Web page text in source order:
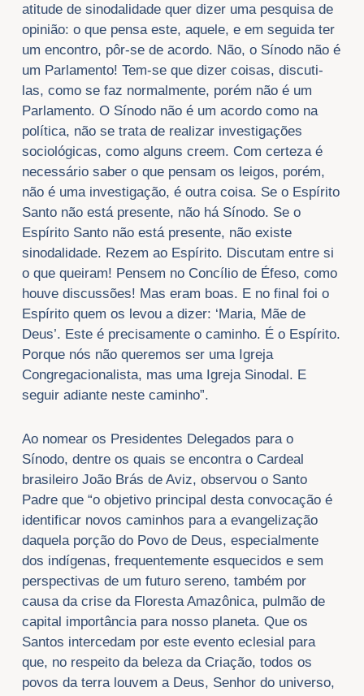
atitude de sinodalidade quer dizer uma pesquisa de
opinião: o que pensa este, aquele, e em seguida ter
um encontro, pôr-se de acordo. Não, o Sínodo não é
um Parlamento! Tem-se que dizer coisas, discuti-
las, como se faz normalmente, porém não é um
Parlamento. O Sínodo não é um acordo como na
política, não se trata de realizar investigações
sociológicas, como alguns creem. Com certeza é
necessário saber o que pensam os leigos, porém,
não é uma investigação, é outra coisa. Se o Espírito
Santo não está presente, não há Sínodo. Se o
Espírito Santo não está presente, não existe
sinodalidade. Rezem ao Espírito. Discutam entre si
o que queiram! Pensem no Concílio de Éfeso, como
houve discussões! Mas eram boas. E no final foi o
Espírito quem os levou a dizer: ‘Maria, Mãe de
Deus’. Este é precisamente o caminho. É o Espírito.
Porque nós não queremos ser uma Igreja
Congregacionalista, mas uma Igreja Sinodal. E
seguir adiante neste caminho”.
Ao nomear os Presidentes Delegados para o
Sínodo, dentre os quais se encontra o Cardeal
brasileiro João Brás de Aviz, observou o Santo
Padre que “o objetivo principal desta convocação é
identificar novos caminhos para a evangelização
daquela porção do Povo de Deus, especialmente
dos indígenas, frequentemente esquecidos e sem
perspectivas de um futuro sereno, também por
causa da crise da Floresta Amazônica, pulmão de
capital importância para nosso planeta. Que os
Santos intercedam por este evento eclesial para
que, no respeito da beleza da Criação, todos os
povos da terra louvem a Deus, Senhor do universo,